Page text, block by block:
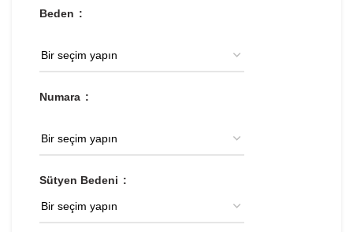
Beden
Numara
Sütyen Bedeni